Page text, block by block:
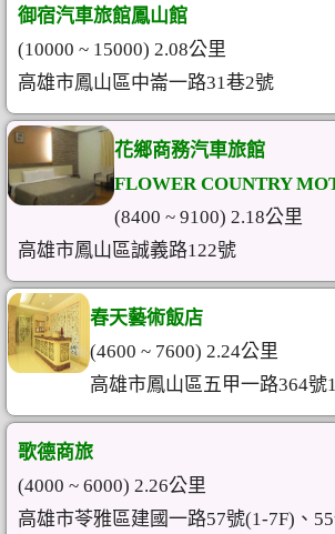
御宿汽車旅館鳳山館
(10000 ~ 15000) 2.08公里
高雄市鳳山區中崙一路31巷2號
花鄉商務汽車旅館
FLOWER COUNTRY
(8400 ~ 9100) 2.18公里
高雄市鳳山區誠義路122號
春天藝術飯店
(4600 ~ 7600) 2.24公里
高雄市鳳山區五甲一路364號
歌德商旅
(4000 ~ 6000) 2.26公里
高雄市苓雅區建國一路57號(1-7F)、